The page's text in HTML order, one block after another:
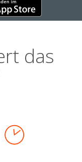
das